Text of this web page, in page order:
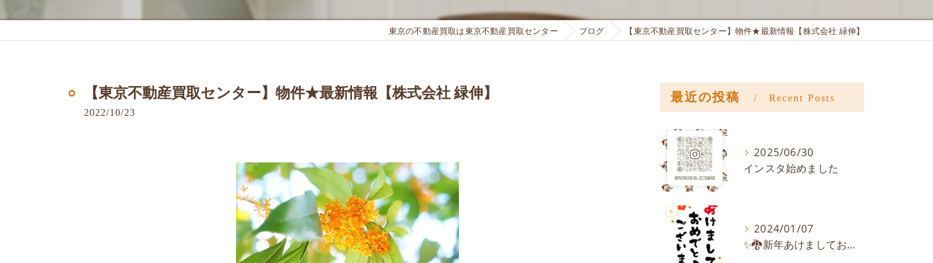
東京の不動産買取は東京不動産買取センター ブログ 【東京不動産買取センター】物件★最新情報【株式会社 緑伸】
【東京不動産買取センター】物件★最新情報【株式会社 緑伸】
2022/10/23
最近の投稿 Recent Posts
2025/06/30
インスタ始めました
2024/01/07
✨🐉新年あけましておめでとうございます🐉✨